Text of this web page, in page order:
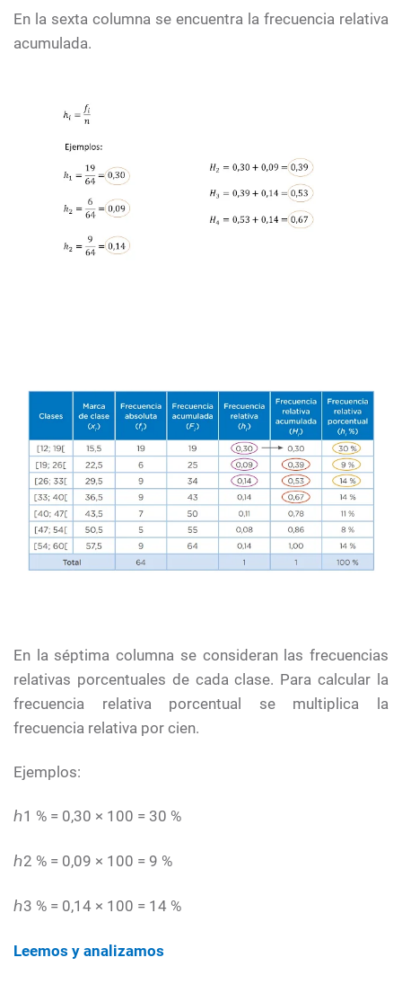
En la sexta columna se encuentra la frecuencia relativa
acumulada.
En la séptima columna se consideran las frecuencias
relativas porcentuales de cada clase. Para calcular la
frecuencia relativa porcentual se multiplica la
frecuencia relativa por cien.
Ejemplos:
ℎ1 % = 0,30 × 100 = 30 %
ℎ2 % = 0,09 × 100 = 9 %
ℎ3 % = 0,14 × 100 = 14 %
Leemos y analizamos